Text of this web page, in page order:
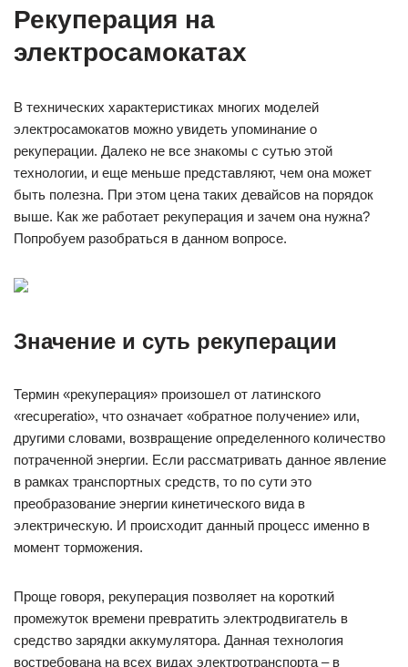
Рекуперация на
электросамокатах
В технических характеристиках многих моделей
электросамокатов можно увидеть упоминание о
рекуперации. Далеко не все знакомы с сутью этой
технологии, и еще меньше представляют, чем она может
быть полезна. При этом цена таких девайсов на порядок
выше. Как же работает рекуперация и зачем она нужна?
Попробуем разобраться в данном вопросе.
Значение и суть рекуперации
Термин «рекуперация» произошел от латинского
«recuperatio», что означает «обратное получение» или,
другими словами, возвращение определенного количество
потраченной энергии. Если рассматривать данное явление
в рамках транспортных средств, то по сути это
преобразование энергии кинетического вида в
электрическую. И происходит данный процесс именно в
момент торможения.
Проще говоря, рекуперация позволяет на короткий
промежуток времени превратить электродвигатель в
средство зарядки аккумулятора. Данная технология
востребована на всех видах электротранспорта – в